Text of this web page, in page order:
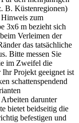
B. Küstenregionen)
zum
3x6 m bezieht sich
Verleimen der
das tatsächliche
Bitte messen Sie
im Zweifel die
Projekt geeignet ist
schattenspendend
darunter
bietet beidseitig die
befestigen und